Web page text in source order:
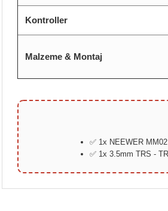
Kontroller
Malzeme & Montaj
✅ 1x NEEWER
✅ 1x 3.5mm TRS -